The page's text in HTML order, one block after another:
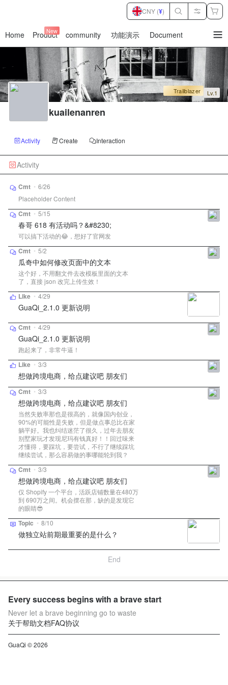
Home Product
New community 功能演示 Document
CNY (¥)
Trailblazer Lv.1
kuailenanren
Activity Create Interaction
Activity
Cmt • 6/26
Placeholder Content
Cmt • 5/15
春哥 618 有活动吗？&#8230;
可以搞下活动的😂，想好了官网发
Cmt • 5/2
瓜奇中如何修改页面中的文本
这个好，不用翻文件去改模板里面的文本
了，直接 json 改完上传生效！
Like • 4/29
GuaQi_2.1.0 更新说明
Cmt • 4/29
GuaQi_2.1.0 更新说明
跑起来了，非常牛逼！
Like • 3/3
想做跨境电商，给点建议吧 朋友们
Cmt • 3/3
想做跨境电商，给点建议吧 朋友们
当然失败率那也是很高的，就像国内创业，
90%的可能性是失败，但是做点事总比在家
躺平好。我也纠结迷茫了很久，过年去朋友
别墅家玩才发现尼玛有钱真好！！回过味来
才懂得，要踩坑，要尝试，不行了继续踩坑
继续尝试，那么容易做的事哪能轮到我？
Cmt • 3/3
想做跨境电商，给点建议吧 朋友们
仅 Shopify 一个平台，活跃店铺数量在480万
到 690万之间。机会摆在那，缺的是发现它
的眼睛😎
Topic • 8/10
做独立站前期最重要的是什么？
End
Every success begins with a brave start
Never let a brave beginning go to waste
关于帮助文档FAQ协议
GuaQi © 2026